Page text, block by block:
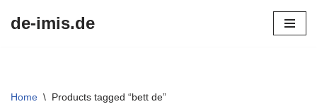
de-imis.de
Home \ Products tagged “bett de”